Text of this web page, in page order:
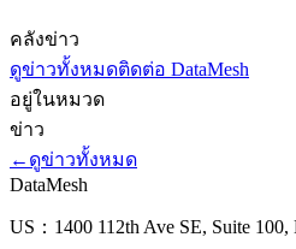
คลังข่าว
ดูข่าวทั้งหมดติดต่อ DataMesh
อยู่ในหมวด
ข่าว
← ดูข่าวทั้งหมด
DataMesh
US：1400 112th Ave SE, Suite